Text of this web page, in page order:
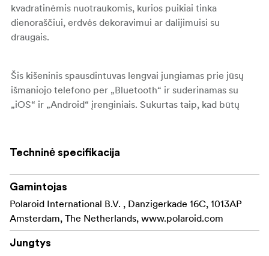
kvadratinėmis nuotraukomis, kurios puikiai tinka
dienoraščiui, erdvės dekoravimui ar dalijimuisi su
draugais.
Šis kišeninis spausdintuvas lengvai jungiamas prie jūsų
išmaniojo telefono per „Bluetooth“ ir suderinamas su
„iOS“ ir „Android“ įrenginiais. Sukurtas taip, kad būtų
rodyti savo naujausias mėgstamas nuotraukas tiesiai ant
įrenginio. Būkite kūrybingi su „Polaroid Hi-Print“
programa, kurioje galite personalizuoti kiekvieną
nuotrauką naudodami šablonus, lipdukus, tekstą, memus
ir dar daugiau. Spausdintuvas naudoja „Polaroid Hi-Print“
3×3 popieriaus kasetes, kad kiekvieną kartą būtų gaunami
ryškūs, spalvingi rezultatai.
Techninė specifikacija
Gamintojas
Polaroid International B.V. , Danzigerkade 16C, 1013AP
Amsterdam, The Netherlands, www.polaroid.com
Jungtys